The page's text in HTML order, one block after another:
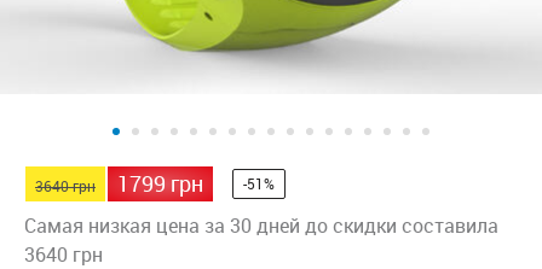
3640 грн 1799 грн -51%
Самая низкая цена за 30 дней до скидки составила
3640 грн